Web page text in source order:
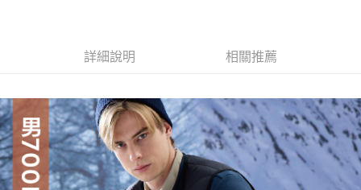
是否繳費成功／繳費後需取消欲退款等相關疑問，請聯繫「AFTEE先享後付
客戶支援中心」 https://netprotections.freshdesk.com/support/home
１．透過由恩沛科技股份有限公司提供之「AFTEE先享後付」服務完成之交
易，需依本服務之必要範圍內提供個人資料，並將交易相關給付款項請求債
權轉讓予恩沛科技股份有限公司。
２．關於個人資料處理事宜，請瀏覽以下網址：
https://aftee.tw/terms/#terms3
３．未成年的使用者請事先徵得法定代理人或監護人之同意方可使用
貨到付款
每筆NT$130，滿NT$3,000(含以上)免運費
詳細說明 相關推薦